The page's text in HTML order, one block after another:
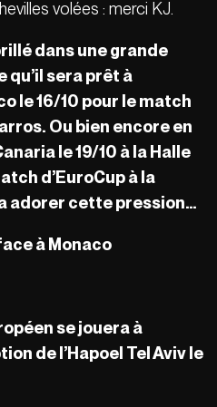
volées : merci KJ.
dans une grande
qu’il sera prêt à
le 16/10 pour le match
Ou bien encore en
le 19/10 à la Halle
d’EuroCup à la
adorer cette pression…
à Monaco
se jouera à
de l’Hapoel Tel Aviv le